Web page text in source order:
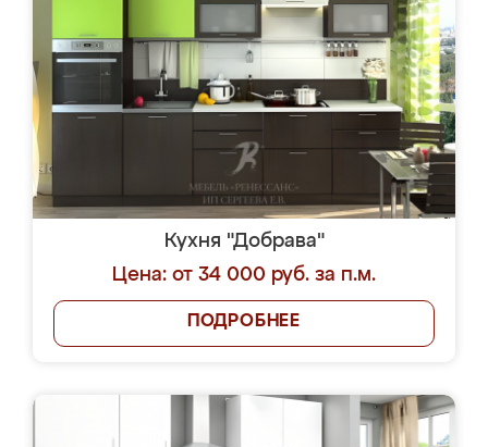
Кухня "Добрава"
Цена: от 34 000 руб. за п.м.
ПОДРОБНЕЕ